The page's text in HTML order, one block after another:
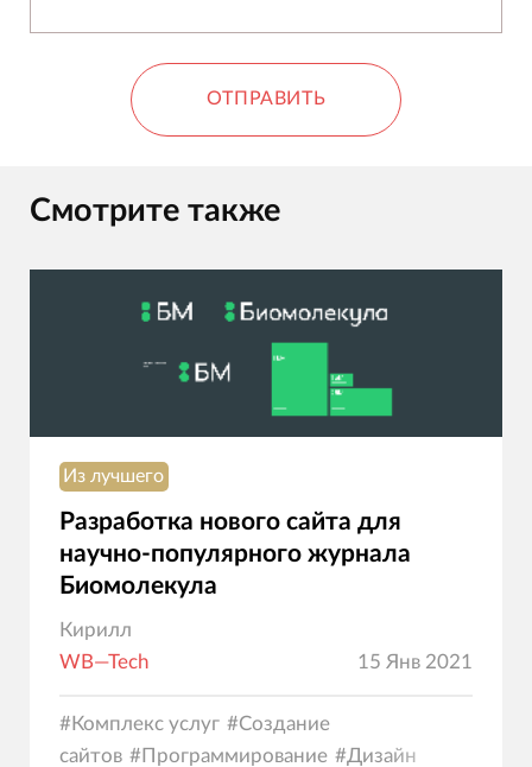
ОТПРАВИТЬ
Смотрите также
Из лучшего
Разработка нового сайта для
научно-популярного журнала
Биомолекула
Кирилл
WB—Tech
15 Янв 2021
#Комплекс услуг #Создание
сайтов #Программирование #Дизайн